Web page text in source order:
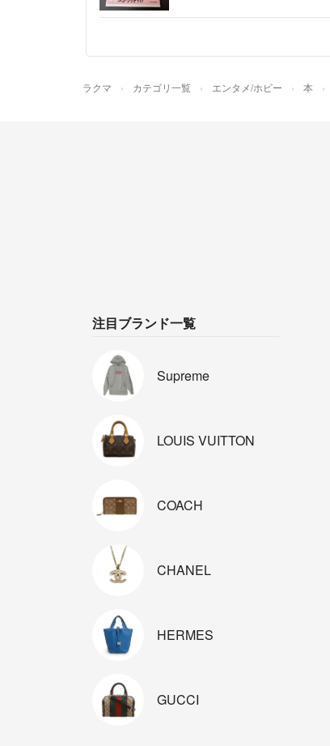
ラクマ カテゴリ一覧 エンタメ/ホビー 本
注目ブランド一覧
Supreme
LOUIS VUITTON
COACH
CHANEL
HERMES
GUCCI